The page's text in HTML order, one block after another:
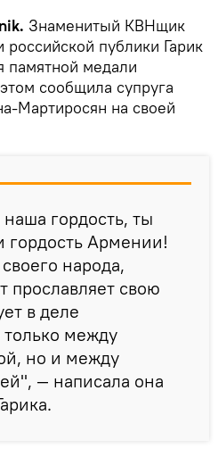
Знаменитый КВНщик
публики Гарик
памятной медали
сообщила супруга
Мартиросян на своей
гордость, ты
гордость Армении!
народа,
прославляет свою
в деле
только между
но и между
— написала она